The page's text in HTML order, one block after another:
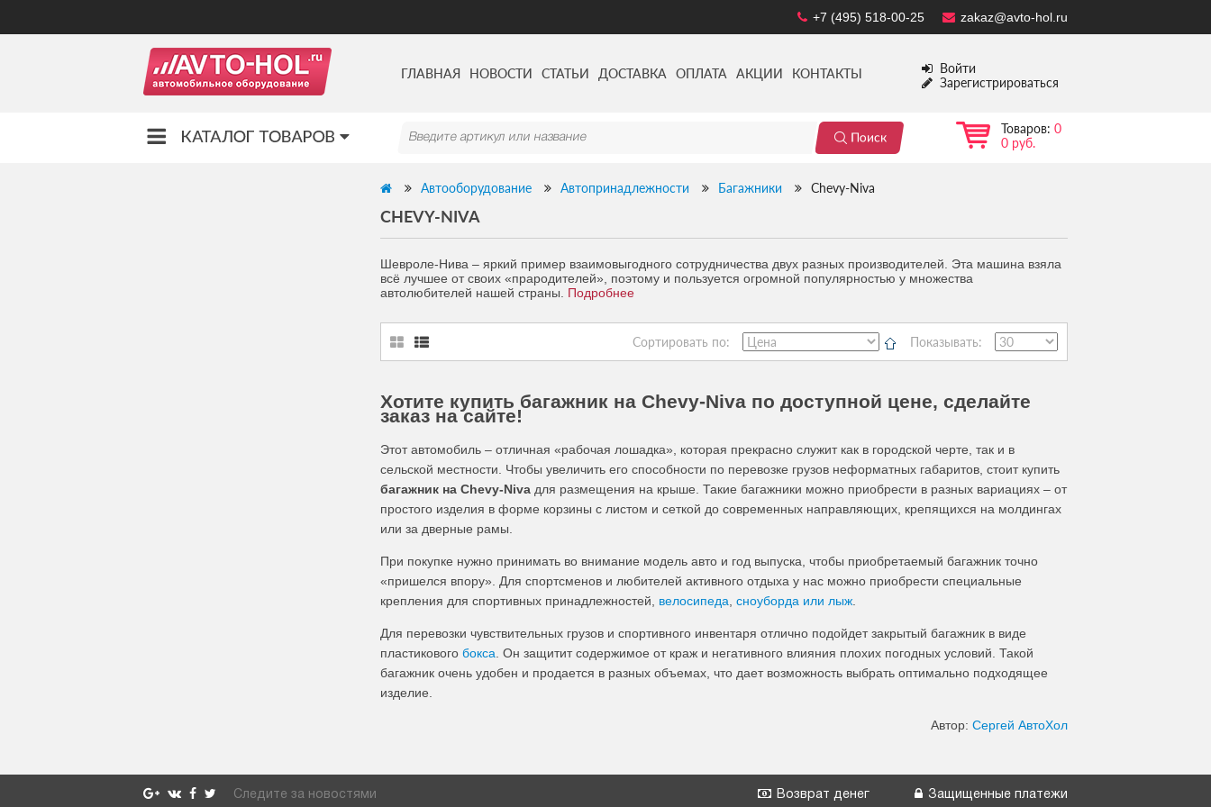
zakaz@avto-hol.ru
+7 (495) 518-00-25
ГЛАВНАЯ НОВОСТИ СТАТЬИ ДОСТАВКА ОПЛАТА АКЦИИ КОНТАКТЫ
Войти
Зарегистрироваться
Товаров: 0
0 руб.
Автооборудование Автопринадлежности Багажники Chevy-Niva
CHEVY-NIVA
Шевроле-Нива – яркий пример взаимовыгодного сотрудничества двух разных производителей. Эта машина взяла
всё лучшее от своих «прародителей», поэтому и пользуется огромной популярностью у множества
автолюбителей нашей страны. Подробнее
Сортировать по: Показывать:
Хотите купить багажник на Chevy-Niva по доступной цене, сделайте
заказ на сайте!
Этот автомобиль – отличная «рабочая лошадка», которая прекрасно служит как в городской черте, так и в
сельской местности. Чтобы увеличить его способности по перевозке грузов неформатных габаритов, стоит купить
багажник на Chevy-Niva для размещения на крыше. Такие багажники можно приобрести в разных вариациях – от
простого изделия в форме корзины с листом и сеткой до современных направляющих, крепящихся на молдингах
или за дверные рамы.
При покупке нужно принимать во внимание модель авто и год выпуска, чтобы приобретаемый багажник точно
«пришелся впору». Для спортсменов и любителей активного отдыха у нас можно приобрести специальные
крепления для спортивных принадлежностей, велосипеда сноуборда или лыж
Для перевозки чувствительных грузов и спортивного инвентаря отлично подойдет закрытый багажник в виде
пластикового бокса . Он защитит содержимое от краж и негативного влияния плохих погодных условий. Такой
багажник очень удобен и продается в разных объемах, что дает возможность выбрать оптимально подходящее
изделие.
Автор: Сергей АвтоХол
Следите за новостями Защищенные платежи
Возврат денег